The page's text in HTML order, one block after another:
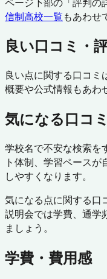
信制高校一覧もあわせ
良い口コミ・
良い点に関する口コミ
概要や公式情報もあわ
気になる口コ
学校名で不安な検索を
ト体制、学習ペース
しやすくなります。
気になる点に関する口
説明会では学費、通学
ましょう。
学費・費用感